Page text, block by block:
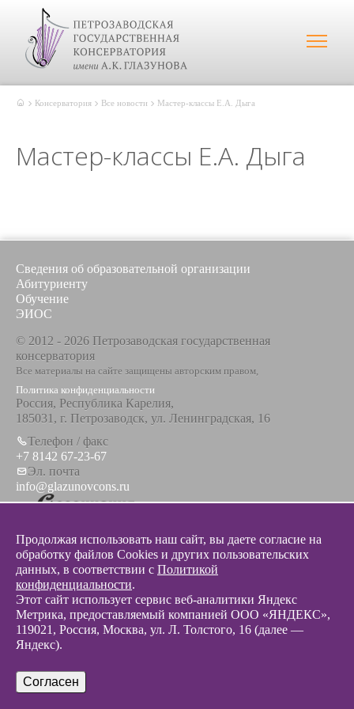
Консерватория Все новости Мастер-классы Е.А. Дыга
Мастер-классы Е.А. Дыга
Сведения об образовательной организации
Абитуриенту
Обучение
ЭИОС
© 2012 - 2026 Петрозаводская государственная
консерватория
Все материалы на сайте защищены авторским правом,
Политика конфиденциальности
Россия, Республика Карелия,
185031, г. Петрозаводск, ул. Ленинградская, 16
Телефон / факс
+7 8142 67-23-67
Эл. почта
info@glazunovcons.ru
© 2012 - 2026 Разработка и поддержка сайта ООО «
Продолжая использовать наш сайт, вы даете согласие на
обработку файлов Cookies и других пользовательских
данных, в соответствии с Политикой
конфиденциальности.
Этот сайт использует сервис веб-аналитики Яндекс
Метрика, предоставляемый компанией ООО «ЯНДЕКС»,
119021, Россия, Москва, ул. Л. Толстого, 16 (далее —
Яндекс).
Согласен